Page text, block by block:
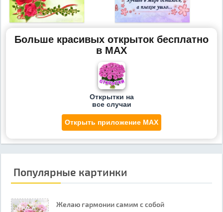
Больше красивых открыток бесплатно
в MAX
Открытки на
все случаи
Открыть приложение MAX
Популярные картинки
Желаю гармонии самим с собой